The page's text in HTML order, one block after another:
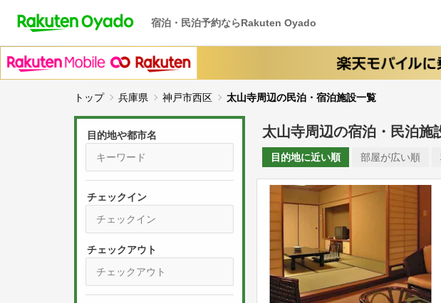
宿泊・民泊予約ならRakuten Oyado
トップ 兵庫県 神戸市西区 太山寺周辺の民泊・宿泊施設一覧
目的地や都市名
チェックイン
r
s
P
太山寺周辺の宿泊・民泊施
目的地に近い順 部屋が広い順